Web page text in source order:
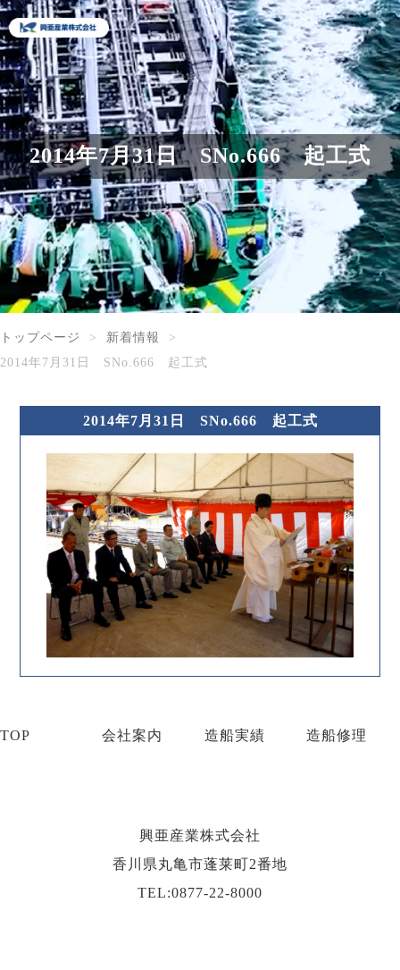
2014年7月31日 SNo.666 起工式
トップページ
新着情報
2014年7月31日 SNo.666 起工式
2014年7月31日 SNo.666 起工式
TOP 会社案内 造船実績 造船修理
興亜産業株式会社
香川県丸亀市蓬莱町2番地
TEL:0877-22-8000